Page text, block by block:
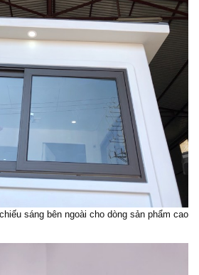
sáng bên ngoài cho dòng sản phẩm cao